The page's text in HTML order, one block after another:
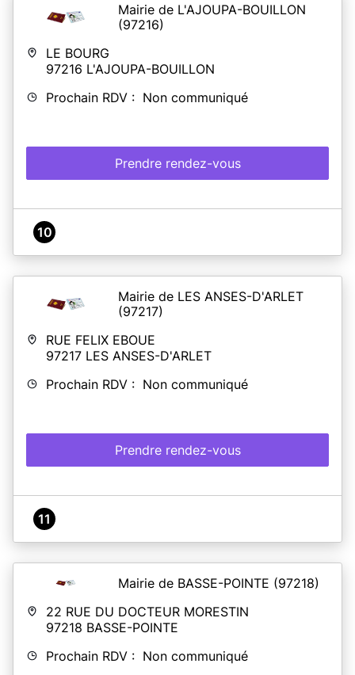
Mairie de L'AJOUPA-BOUILLON
(97216)
LE BOURG
97216 L'AJOUPA-BOUILLON
Prochain RDV : Non communiqué
Prendre rendez-vous
10
Mairie de LES ANSES-D'ARLET
(97217)
RUE FELIX EBOUE
97217 LES ANSES-D'ARLET
Prochain RDV : Non communiqué
Prendre rendez-vous
11
Mairie de BASSE-POINTE (97218)
22 RUE DU DOCTEUR MORESTIN
97218 BASSE-POINTE
Prochain RDV : Non communiqué